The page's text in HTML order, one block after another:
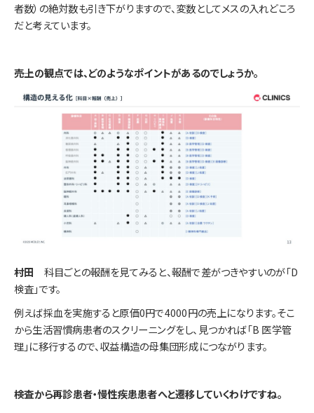
者数）の絶対数も引き下がりますので、変数としてメスの入れどころ
だと考えています。
――売上の観点では、どのようなポイントがあるのでしょうか。
村田 科目ごとの報酬を見てみると、報酬で差がつきやすいのが「D
検査」です。
例えば採血を実施すると原価0円で4000円の売上になります。そこ
から生活習慣病患者のスクリーニングをし、見つかれば「B 医学管
理」に移行するので、収益構造の母集団形成につながります。
――検査から再診患者・慢性疾患患者へと遷移していくわけですね。